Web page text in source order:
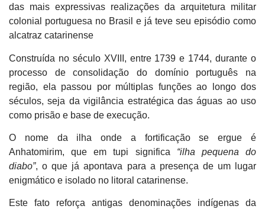
das mais expressivas realizações da arquitetura militar
colonial portuguesa no Brasil e já teve seu episódio como
alcatraz catarinense
Construída no século XVIII, entre 1739 e 1744, durante o
processo de consolidação do domínio português na
região, ela passou por múltiplas funções ao longo dos
séculos, seja da vigilância estratégica das águas ao uso
como prisão e base de execução.
O nome da ilha onde a fortificação se ergue é
Anhatomirim, que em tupi significa “ilha pequena do
diabo”, o que já apontava para a presença de um lugar
enigmático e isolado no litoral catarinense.
Este fato reforça antigas denominações indígenas da